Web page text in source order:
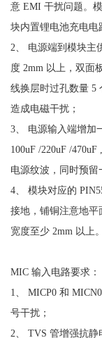
意 EMI 干扰问题。模
块内置锂电池充电电
2、 电源端到模块主
度 2mm 以上，双面
线换层时过孔数量 5
造成电磁干扰；
3、 电源输入端增加
100uF /220uF /
电源纹波，同时预留
4、 模块对应的
接地，铺铜注意地平
宽度至少 2mm 以上。
MIC 输入电路要求：
1、 MICP0 和
号干扰；
2、 TVS 管增强抗